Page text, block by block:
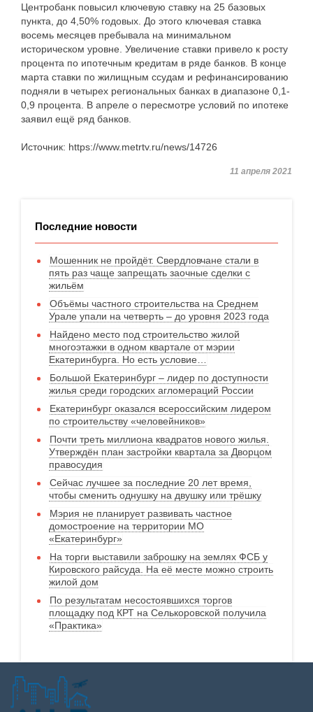
Центробанк повысил ключевую ставку на 25 базовых
пункта, до 4,50% годовых. До этого ключевая ставка
восемь месяцев пребывала на минимальном
историческом уровне. Увеличение ставки привело к росту
процента по ипотечным кредитам в ряде банков. В конце
марта ставки по жилищным ссудам и рефинансированию
подняли в четырех региональных банках в диапазоне 0,1-
0,9 процента. В апреле о пересмотре условий по ипотеке
заявил ещё ряд банков.
Источник: https://www.metrtv.ru/news/14726
11 апреля 2021
Последние новости
Мошенник не пройдёт. Свердловчане стали в
пять раз чаще запрещать заочные сделки с
жильём
Объёмы частного строительства на Среднем
Урале упали на четверть – до уровня 2023 года
Найдено место под строительство жилой
многоэтажки в одном квартале от мэрии
Екатеринбурга. Но есть условие…
Большой Екатеринбург – лидер по доступности
жилья среди городских агломераций России
Екатеринбург оказался всероссийским лидером
по строительству «человейников»
Почти треть миллиона квадратов нового жилья.
Утверждён план застройки квартала за Дворцом
правосудия
Сейчас лучшее за последние 20 лет время,
чтобы сменить однушку на двушку или трёшку
Мэрия не планирует развивать частное
домостроение на территории МО
«Екатеринбург»
На торги выставили заброшку на землях ФСБ у
Кировского райсуда. На её месте можно строить
жилой дом
По результатам несостоявшихся торгов
площадку под КРТ на Селькоровской получила
«Практика»